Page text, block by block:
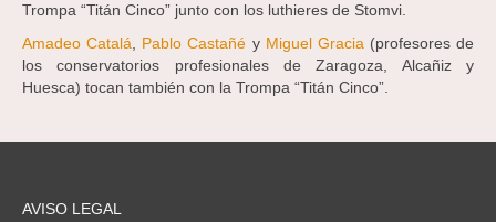
Trompa “Titán Cinco” junto con los luthieres de Stomvi.
Amadeo Catalá, Pablo Castañé y Miguel Gracia(profesores de
los conservatorios profesionales de Zaragoza, Alcañiz y
Huesca) tocan también con la Trompa “Titán Cinco”.
AVISO LEGAL